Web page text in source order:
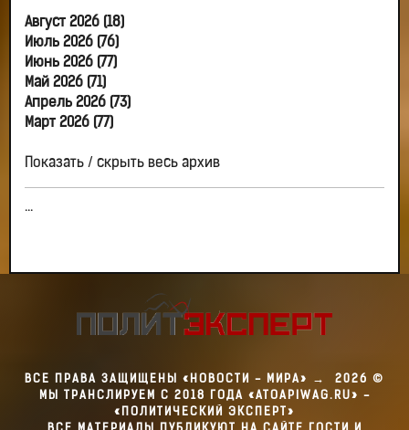
Август 2026 (18)
Июль 2026 (76)
Июнь 2026 (77)
Май 2026 (71)
Апрель 2026 (73)
Март 2026 (77)
Показать / скрыть весь архив
...
ВСЕ ПРАВА ЗАЩИЩЕНЫ «НОВОСТИ - МИРА» → 2026 ©
МЫ ТРАНСЛИРУЕМ С 2018 ГОДА «ATOAPIWAG.RU» -
«ПОЛИТИЧЕСКИЙ ЭКСПЕРТ»